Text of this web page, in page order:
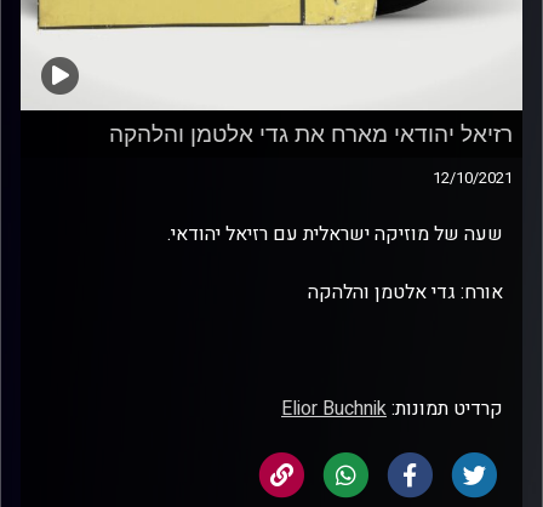
רזיאל יהודאי מארח את גדי אלטמן והלהקה
12/10/2021
שעה של מוזיקה ישראלית עם רזיאל יהודאי.
אורח: גדי אלטמן והלהקה
קרדיט תמונות:Elior Buchnik